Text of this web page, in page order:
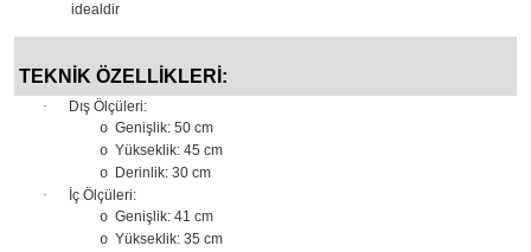
idealdir
TEKNİK ÖZELLİKLERİ:
·
Dış Ölçüleri:
o Genişlik: 50 cm
o Yükseklik: 45 cm
o Derinlik: 30 cm
·
İç Ölçüleri:
o Genişlik: 41 cm
o Yükseklik: 35 cm